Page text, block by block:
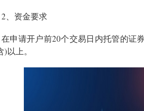
2、资金要求
在申请开户前20个交易日内托管的证
)以上。